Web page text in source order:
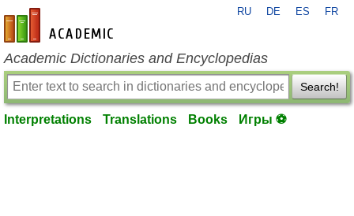
en-academic.com
RU DE ES FR
Academic Dictionaries and Encyclopedias
Search!
Interpretations Translations Books Игры ⚽